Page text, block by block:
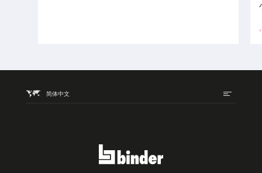
简体中文